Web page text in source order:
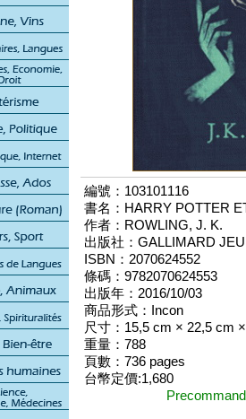
編號：103101116
書名：HARRY POTTER
作者：ROWLING, J. K.
出版社：GALLIMARD
ISBN：2070624552
條碼：9782070624553
出版年：2016/10/03
商品形式：Incon
尺寸：15,5 cm × 22,5 cm
重量：788
頁數：736 pages
台幣定價:1,680